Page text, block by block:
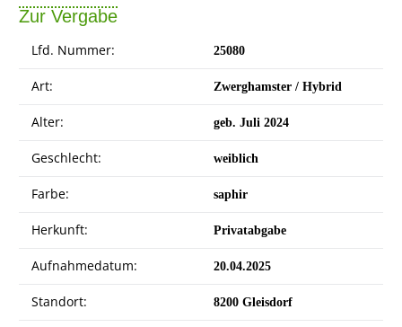
Zur Vergabe
Lfd. Nummer: 25080
Art: Zwerghamster / Hybrid
Alter: geb. Juli 2024
Geschlecht: weiblich
Farbe: saphir
Herkunft: Privatabgabe
Aufnahmedatum: 20.04.2025
Standort: 8200 Gleisdorf